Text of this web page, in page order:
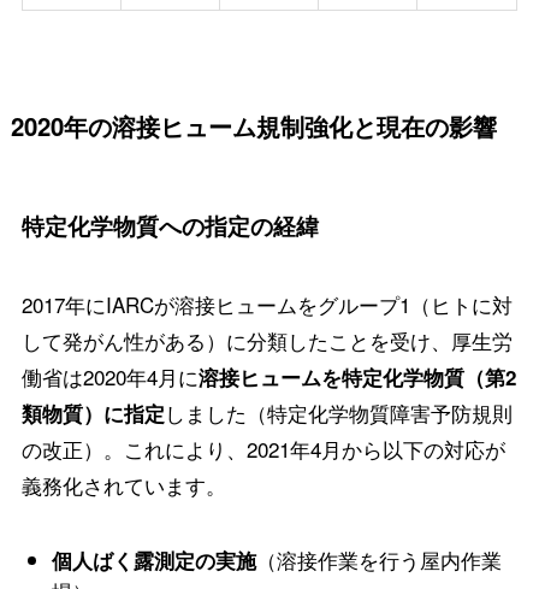
2020年の溶接ヒューム規制強化と現在の影響
特定化学物質への指定の経緯
2017年にIARCが溶接ヒュームをグループ1（ヒトに対
して発がん性がある）に分類したことを受け、厚生労
働省は2020年4月に溶接ヒュームを特定化学物質（第2
類物質）に指定しました（特定化学物質障害予防規則
の改正）。これにより、2021年4月から以下の対応が
義務化されています。
個人ばく露測定の実施（溶接作業を行う屋内作業